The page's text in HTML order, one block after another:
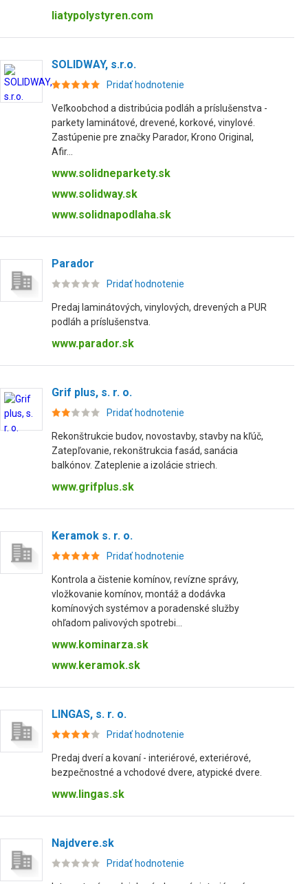
liatypolystyren.com
SOLIDWAY, s.r.o.
Pridať hodnotenie
Veľkoobchod a distribúcia podláh a príslušenstva -
parkety laminátové, drevené, korkové, vinylové.
Zastúpenie pre značky Parador, Krono Original,
Afir...
www.solidneparkety.sk
www.solidway.sk
www.solidnapodlaha.sk
Parador
Pridať hodnotenie
Predaj laminátových, vinylových, drevených a PUR
podláh a príslušenstva.
www.parador.sk
Grif plus, s. r. o.
Pridať hodnotenie
Rekonštrukcie budov, novostavby, stavby na kľúč,
Zatepľovanie, rekonštrukcia fasád, sanácia
balkónov. Zateplenie a izolácie striech.
www.grifplus.sk
Keramok s. r. o.
Pridať hodnotenie
Kontrola a čistenie komínov, revízne správy,
vložkovanie komínov, montáž a dodávka
komínových systémov a poradenské služby
ohľadom palivových spotrebi...
www.kominarza.sk
www.keramok.sk
LINGAS, s. r. o.
Pridať hodnotenie
Predaj dverí a kovaní - interiérové, exteriérové,
bezpečnostné a vchodové dvere, atypické dvere.
www.lingas.sk
Najdvere.sk
Pridať hodnotenie